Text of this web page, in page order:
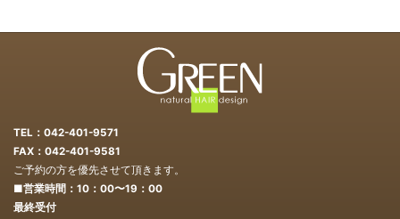
TEL：042-401-9571
FAX：042-401-9581
ご予約の方を優先させて頂きます。
■営業時間：10：00〜19：00
最終受付